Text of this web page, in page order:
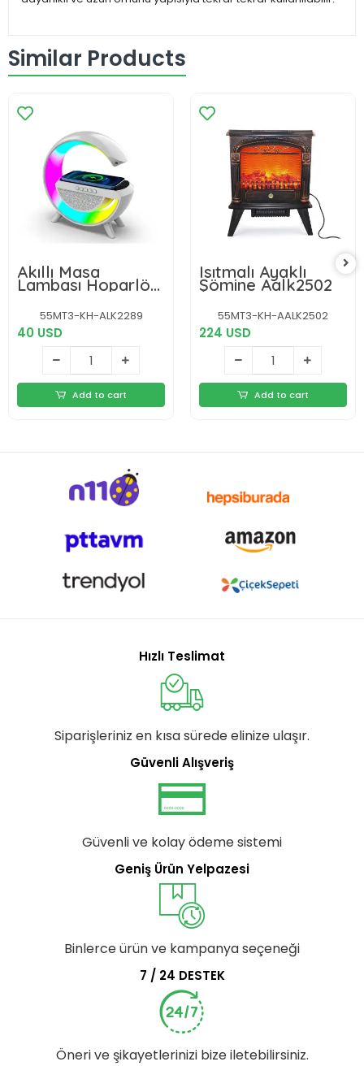
Similar Products
Akıllı Masa
Lambası Hoparlör
Led Işık &
Kablosuz Şarj
Alk2289
55MT3-KH-ALK2289
40 USD
Add to cart
Isıtmalı Ayaklı
Şömine Aalk2502
55MT3-KH-AALK2502
224 USD
Add to cart
Hızlı Teslimat
Siparişleriniz en kısa sürede elinize ulaşır.
Güvenli Alışveriş
Güvenli ve kolay ödeme sistemi
Geniş Ürün Yelpazesi
Binlerce ürün ve kampanya seçeneği
7 / 24 DESTEK
Öneri ve şikayetlerinizi bize iletebilirsiniz.